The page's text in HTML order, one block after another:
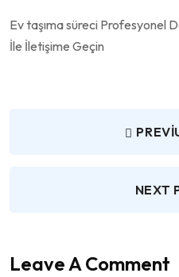
Ev taşıma süreci Profesyonel
İle İletişime Geçin
NEXT
Leave A Comment